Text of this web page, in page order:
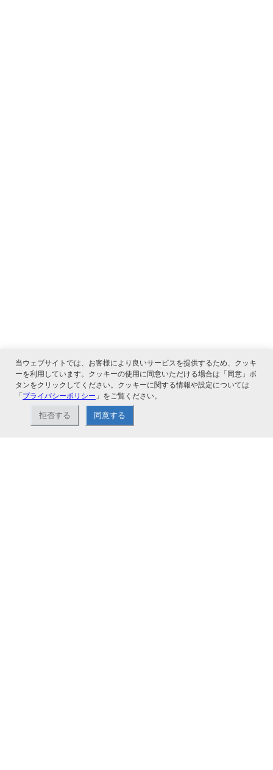
関連サービス
当ウェブサイトでは、お客様により良いサービスを提供するため、クッキ
ーを利用しています。クッキーの使用に同意いただける場合は「同意」ボ
タンをクリックしてください。クッキーに関する情報や設定については
「プライバシーポリシー 」をご覧ください。
拒否する 同意する